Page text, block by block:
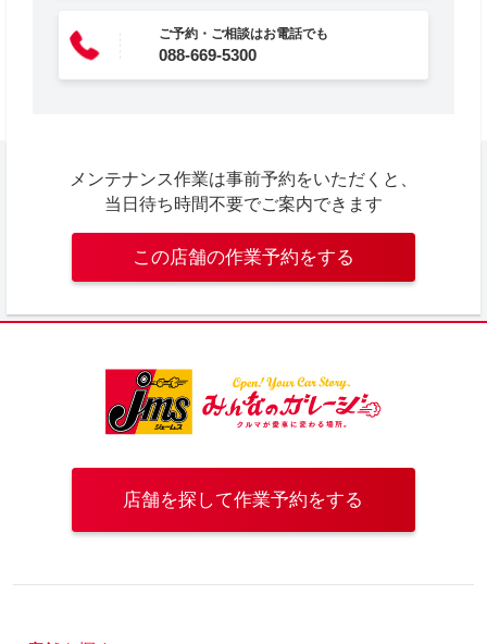
ご予約・ご相談はお電話でも
088-669-5300
メンテナンス作業は事前予約をいただくと、
当日待ち時間不要でご案内できます
この店舗の作業予約をする
店舗を探して作業予約をする